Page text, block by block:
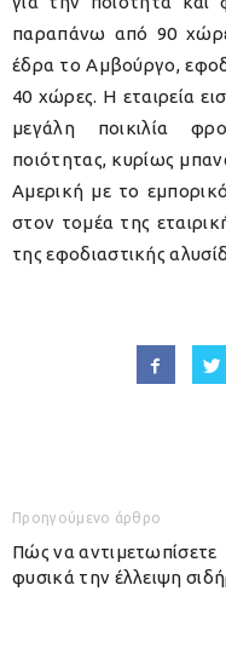
παραπάνω από 90
έδρα το Αμβούργο,
40 χώρες. Η εταιρεία
μεγάλη ποικιλία
ποιότητας, κυρίως
Αμερική με το
στον τομέα της
της εφοδιαστικής
Προηγούμενο άρθρο
Πώς να αντιμετωπίσετε
φυσικά την έλλειψη